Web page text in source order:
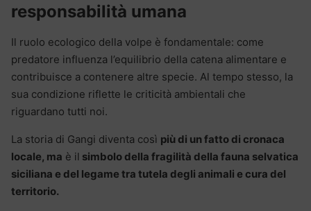
responsabilità umana
Il ruolo ecologico della volpe è fondamentale: come
predatore influenza l’equilibrio della catena alimentare e
contribuisce a contenere altre specie. Al tempo stesso, la
sua condizione riflette le criticità ambientali che
riguardano tutti noi.
La storia di Gangi diventa così più di un fatto di cronaca
locale, ma è il simbolo della fragilità della fauna selvatica
siciliana e del legame tra tutela degli animali e cura del
territorio.